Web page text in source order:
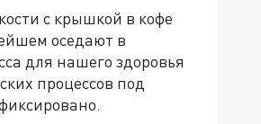
с крышкой в кофе
оседают в
для нашего здоровья
процессов под